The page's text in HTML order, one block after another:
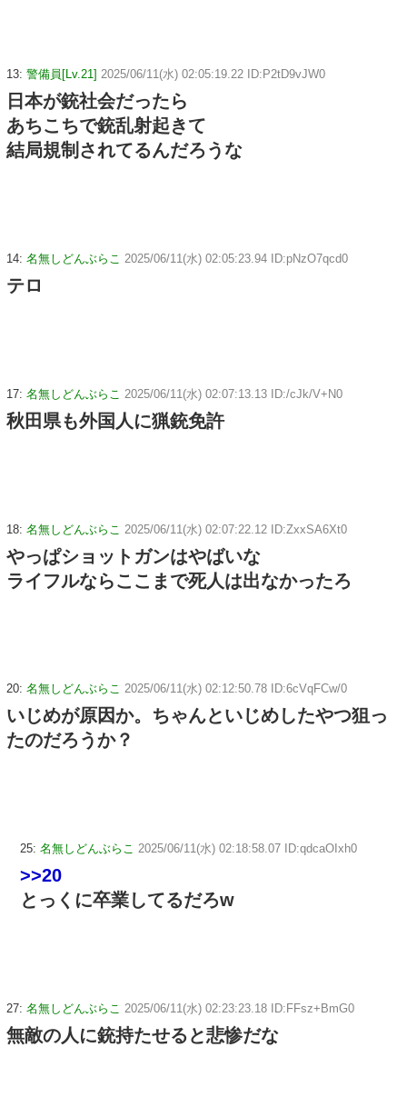
13: 警備員[Lv.21] 2025/06/11(水) 02:05:19.22 ID:P2tD9vJW0
日本が銃社会だったら
あちこちで銃乱射起きて
結局規制されてるんだろうな
14: 名無しどんぶらこ 2025/06/11(水) 02:05:23.94 ID:pNzO7qcd0
テロ
17: 名無しどんぶらこ 2025/06/11(水) 02:07:13.13 ID:/cJk/V+N0
秋田県も外国人に猟銃免許
18: 名無しどんぶらこ 2025/06/11(水) 02:07:22.12 ID:ZxxSA6Xt0
やっぱショットガンはやばいな
ライフルならここまで死人は出なかったろ
20: 名無しどんぶらこ 2025/06/11(水) 02:12:50.78 ID:6cVqFCw/0
いじめが原因か。ちゃんといじめしたやつ狙っ
たのだろうか？
25: 名無しどんぶらこ 2025/06/11(水) 02:18:58.07 ID:qdcaOIxh0
>>20
とっくに卒業してるだろw
27: 名無しどんぶらこ 2025/06/11(水) 02:23:23.18 ID:FFsz+BmG0
無敵の人に銃持たせると悲惨だな